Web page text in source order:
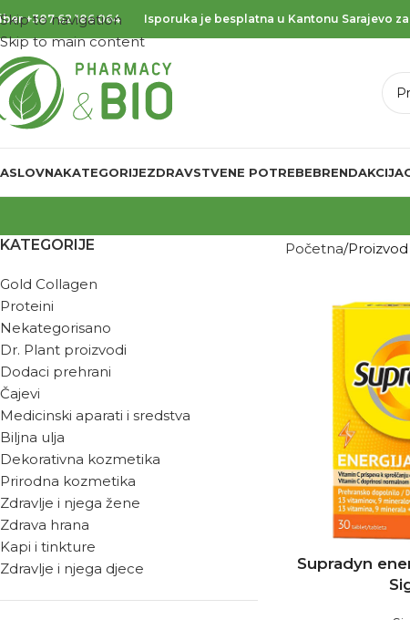
Skip to navigation
Skip to main content
+387 62 186 064 Isporuka je besplatna u Kantonu Sarajevo
KATEGORIJEZDRAVSTVENE POTREBEBRENDAKCIJA
KATEGORIJE
Gold Collagen
Proteini
Nekategorisano
Dr. Plant proizvodi
Dodaci prehrani
Čajevi
Medicinski aparati i sredstva
Biljna ulja
Dekorativna kozmetika
Prirodna kozmetika
Zdravlje i njega žene
Zdrava hrana
Kapi i tinkture
Zdravlje i njega djece
Početna
Supradyn